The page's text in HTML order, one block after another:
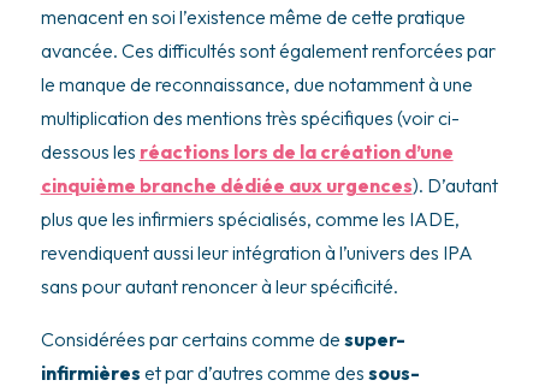
menacent en soi l’existence même de cette pratique
avancée. Ces difficultés sont également renforcées par
le manque de reconnaissance, due notamment à une
multiplication des mentions très spécifiques (voir ci-
dessous les réactions lors de la création d’une
cinquième branche dédiée aux urgences). D’autant
plus que les infirmiers spécialisés, comme les IADE,
revendiquent aussi leur intégration à l’univers des IPA
sans pour autant renoncer à leur spécificité.
Considérées par certains comme de super-
infirmières et par d’autres comme des sous-